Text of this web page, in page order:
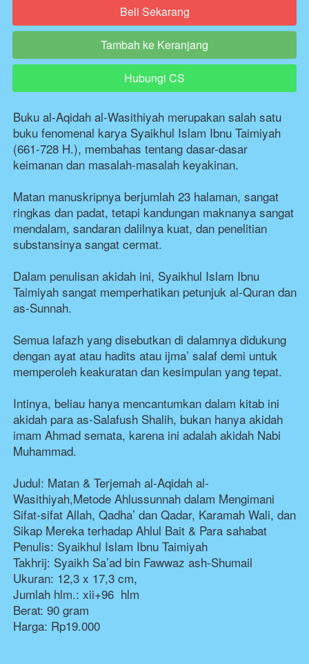
`Beli Sekarang
`
Tambah ke Keranjang
`Hubungi CS
Buku al-Aqidah al-Wasithiyah merupakan salah satu
buku fenomenal karya Syaikhul Islam Ibnu Taimiyah
(661-728 H.), membahas tentang dasar-dasar
keimanan dan masalah-masalah keyakinan.
Matan manuskripnya berjumlah 23 halaman, sangat
ringkas dan padat, tetapi kandungan maknanya sangat
mendalam, sandaran dalilnya kuat, dan penelitian
substansinya sangat cermat.
Dalam penulisan akidah ini, Syaikhul Islam Ibnu
Taimiyah sangat memperhatikan petunjuk al-Quran dan
as-Sunnah.
Semua lafazh yang disebutkan di dalamnya didukung
dengan ayat atau hadits atau ijma’ salaf demi untuk
memperoleh keakuratan dan kesimpulan yang tepat.
Intinya, beliau hanya mencantumkan dalam kitab ini
akidah para as-Salafush Shalih, bukan hanya akidah
imam Ahmad semata, karena ini adalah akidah Nabi
Muhammad.
Judul: Matan & Terjemah al-Aqidah al-
Wasithiyah,Metode Ahlussunnah dalam Mengimani
Sifat-sifat Allah, Qadha’ dan Qadar, Karamah Wali, dan
Sikap Mereka terhadap Ahlul Bait & Para sahabat
Penulis: Syaikhul Islam Ibnu Taimiyah
Takhrij: Syaikh Sa’ad bin Fawwaz ash-Shumail
Ukuran: 12,3 x 17,3 cm,
Jumlah hlm.: xii+96  hlm
Berat: 90 gram
Harga: Rp19.000